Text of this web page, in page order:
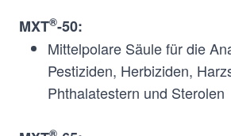
MXT® -35
/
MXT®-50:
Mittelpolare Säule für die
Pestiziden, Herbiziden,
Phthalatestern und Sterolen